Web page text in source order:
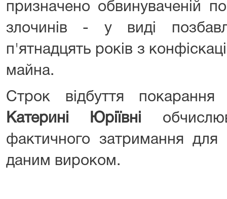
призначено обвинуваченій
злочинів - у виді
п'ятнадцять років з
майна.
Строк відбуття
Катерині Юріївні
фактичного затримання для
даним вироком.